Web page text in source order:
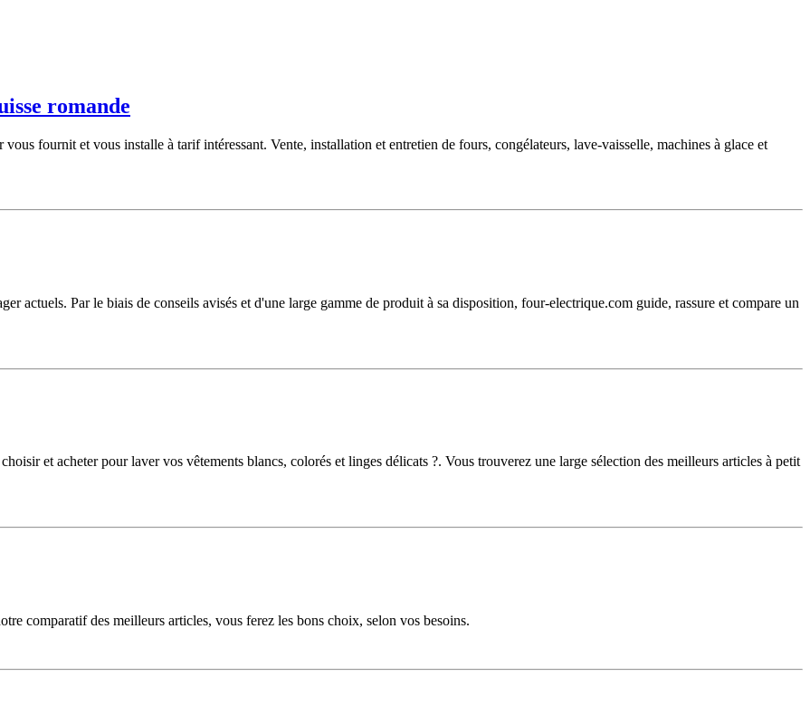
romande
fournit et vous installe à tarif intéressant. Vente, installation et entretien de fours, congélateurs, lave-vaisselle, machines à glace et
actuels. Par le biais de conseils avisés et d'une large gamme de produit à sa disposition, four-electrique.com guide, rassure et compare un
et acheter pour laver vos vêtements blancs, colorés et linges délicats ?. Vous trouverez une large sélection des meilleurs articles à petit
comparatif des meilleurs articles, vous ferez les bons choix, selon vos besoins.